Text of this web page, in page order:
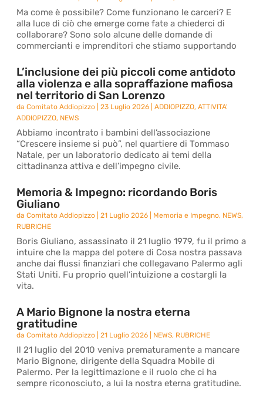
Ma come è possibile? Come funzionano le carceri? E
alla luce di ciò che emerge come fate a chiederci di
collaborare? Sono solo alcune delle domande di
commercianti e imprenditori che stiamo supportando
L’inclusione dei più piccoli come antidoto
alla violenza e alla sopraffazione mafiosa
nel territorio di San Lorenzo
daComitato Addiopizzo |23 Luglio 2026 |ADDIOPIZZO,ATTIVITA'
ADDIOPIZZO, NEWS
Abbiamo incontrato i bambini dell’associazione
“Crescere insieme si può”, nel quartiere di Tommaso
Natale, per un laboratorio dedicato ai temi della
cittadinanza attiva e dell’impegno civile.
Memoria & Impegno: ricordando Boris
Giuliano
daComitato Addiopizzo |21 Luglio 2026 Memoria e Impegno, NEWS,
RUBRICHE
Boris Giuliano, assassinato il 21 luglio 1979, fu il primo a
intuire che la mappa del potere di Cosa nostra passava
anche dai flussi finanziari che collegavano Palermo agli
Stati Uniti. Fu proprio quell’intuizione a costargli la
vita.
A Mario Bignone la nostra eterna
gratitudine
daComitato Addiopizzo |21 Luglio 2026 NEWS, RUBRICHE
Il 21 luglio del 2010 veniva prematuramente a mancare
Mario Bignone, dirigente della Squadra Mobile di
Palermo. Per la legittimazione e il ruolo che ci ha
sempre riconosciuto, a lui la nostra eterna gratitudine.